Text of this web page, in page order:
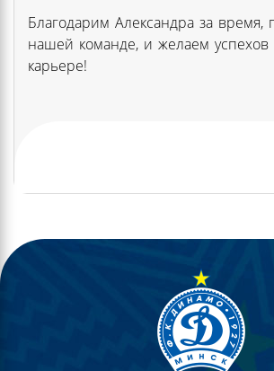
Благодарим Александра за время,
нашей команде, и желаем
карьере!